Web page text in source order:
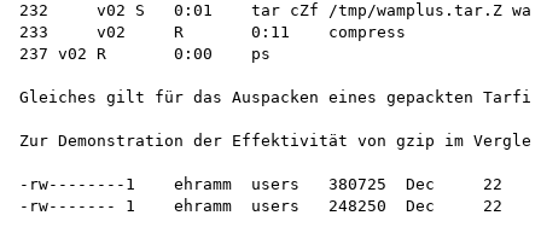
232	v02 S	0:01	tar cZf /tmp/wamplus.tar.Z wamplus
233	v02	R	0:11	compress
237 v02	R	0:00	ps
Gleiches gilt für das Auspacken eines gepackten
Zur Demonstration der Effektivität von gzip im
-rw--------1	ehramm	users	380725	Dec	22	12:54	/tmp/wamplus.tar.Z